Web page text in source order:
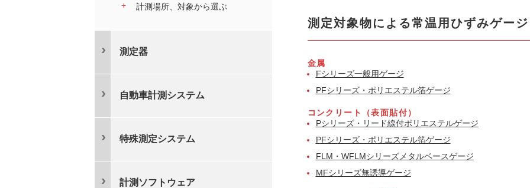
測定対象物による常温用ひずみゲージ
金属
Fシリーズ一般用ゲージ
PFシリーズ・ポリエステル箔ゲージ
コンクリート（表面貼付）
Pシリーズ・リード線付ポリエステルゲージ
PFシリーズ・ポリエステル箔ゲージ
FLM・WFLMシリーズメタルベースゲージ
MFシリーズ無誘導ゲージ
計測場所、対象から選ぶ
測定器
自動車計測システム
特殊測定システム
計測ソフトウェア